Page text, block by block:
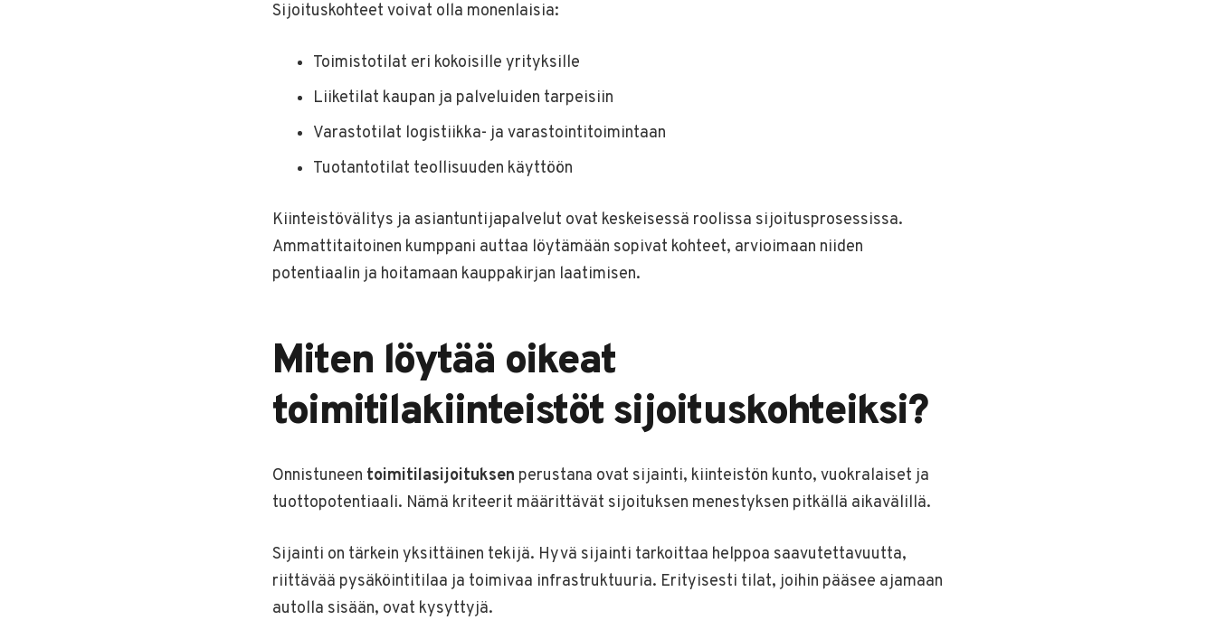
Sijoituskohteet voivat olla monenlaisia:
Toimistotilat eri kokoisille yrityksille
Liiketilat kaupan ja palveluiden tarpeisiin
Varastotilat logistiikka- ja varastointitoimintaan
Tuotantotilat teollisuuden käyttöön
Kiinteistövälitys ja asiantuntijapalvelut ovat keskeisessä roolissa sijoitusprosessissa.
Ammattitaitoinen kumppani auttaa löytämään sopivat kohteet, arvioimaan niiden
potentiaalin ja hoitamaan kauppakirjan laatimisen.
Miten löytää oikeat
toimitilakiinteistöt sijoituskohteiksi?
Onnistuneen toimitilasijoituksen perustana ovat sijainti, kiinteistön kunto, vuokralaiset ja
tuottopotentiaali. Nämä kriteerit määrittävät sijoituksen menestyksen pitkällä aikavälillä.
Sijainti on tärkein yksittäinen tekijä. Hyvä sijainti tarkoittaa helppoa saavutettavuutta,
riittävää pysäköintitilaa ja toimivaa infrastruktuuria. Erityisesti tilat, joihin pääsee ajamaan
autolla sisään, ovat kysyttyjä.